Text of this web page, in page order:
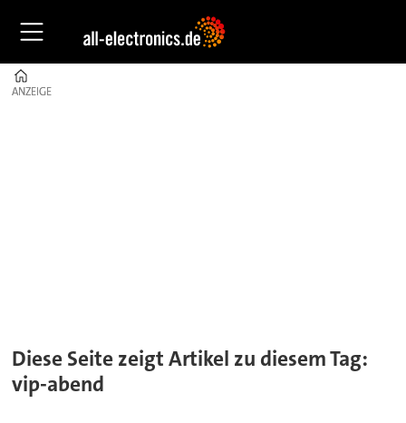
ANZEIGE
ANZEIGE
Diese Seite zeigt Artikel zu diesem Tag:
vip-abend